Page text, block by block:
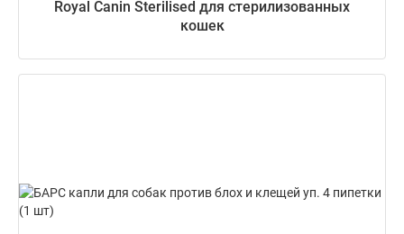
Royal Canin Sterilised для стерилизованных
кошек